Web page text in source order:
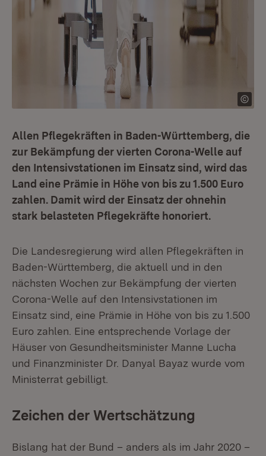
Allen Pflegekräften in Baden-Württemberg, die
zur Bekämpfung der vierten Corona-Welle auf
den Intensivstationen im Einsatz sind, wird das
Land eine Prämie in Höhe von bis zu 1.500 Euro
zahlen. Damit wird der Einsatz der ohnehin
stark belasteten Pflegekräfte honoriert.
Die Landesregierung wird allen Pflegekräften in
Baden-Württemberg, die aktuell und in den
nächsten Wochen zur Bekämpfung der vierten
Corona-Welle auf den Intensivstationen im
Einsatz sind, eine Prämie in Höhe von bis zu 1.500
Euro zahlen. Eine entsprechende Vorlage der
Häuser von Gesundheitsminister Manne Lucha
und Finanzminister Dr. Danyal Bayaz wurde vom
Ministerrat gebilligt.
Zeichen der Wertschätzung
Bislang hat der Bund – anders als im Jahr 2020 –